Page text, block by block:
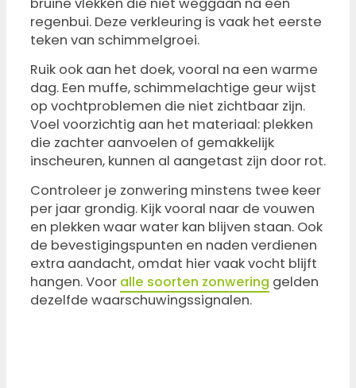
bruine vlekken die niet weggaan na een
regenbui. Deze verkleuring is vaak het eerste
teken van schimmelgroei.
Ruik ook aan het doek, vooral na een warme
dag. Een muffe, schimmelachtige geur wijst
op vochtproblemen die niet zichtbaar zijn.
Voel voorzichtig aan het materiaal: plekken
die zachter aanvoelen of gemakkelijk
inscheuren, kunnen al aangetast zijn door rot.
Controleer je zonwering minstens twee keer
per jaar grondig. Kijk vooral naar de vouwen
en plekken waar water kan blijven staan. Ook
de bevestigingspunten en naden verdienen
extra aandacht, omdat hier vaak vocht blijft
hangen. Voor alle soorten zonwering gelden
dezelfde waarschuwingssignalen.